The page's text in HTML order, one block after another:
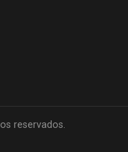
reservados.